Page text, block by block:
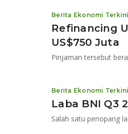
Refinancing
US$750 Juta
Pinjaman tersebut
Berita Ekonomi Terkini
Laba BNI Q3
Berita Ekonomi Terkini